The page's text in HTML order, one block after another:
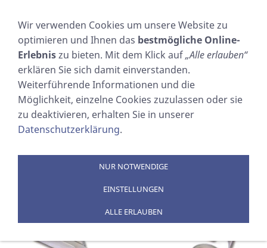
Decksbefestigung
Sie sind hier:SOSTECHNIC Sicherheitsausrüstung
GmbH»PRODUKTE»RETTUNGSINSELN»
Rettungsinsel-Zubehör»Halterungen
Wir verwenden Cookies um unsere Website zu
optimieren und Ihnen das bestmögliche Online-
Erlebniszu bieten. Mit dem Klick auf„Alle erlauben“
erklären Sie sich damit einverstanden.
Weiterführende Informationen und die
Möglichkeit, einzelne Cookies zuzulassen oder sie
zu deaktivieren, erhalten Sie in unserer
Datenschutzerklärung.
NUR NOTWENDIGE
EINSTELLUNGEN
ALLE ERLAUBEN